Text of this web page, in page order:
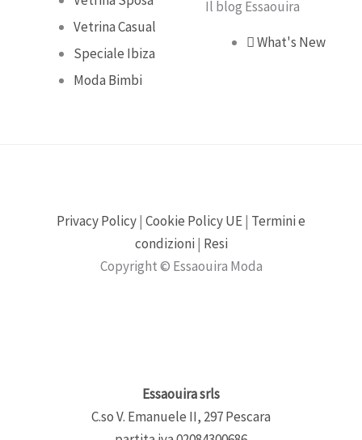
Vetrina Casual
Speciale Ibiza
Moda Bimbi
Il blog Essaouira
What's New
Privacy Policy| Cookie Policy UE| Termini e
condizioni | Resi
Copyright © Essaouira Moda
Essaouira srls
C.so V. Emanuele II, 297 Pescara